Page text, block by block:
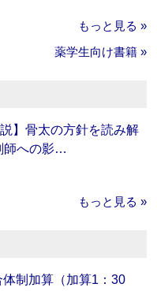
もっと見る »
薬学生向け書籍 »
】骨太の方針を読み解
師への影…
もっと見る »
体制加算（加算1：30